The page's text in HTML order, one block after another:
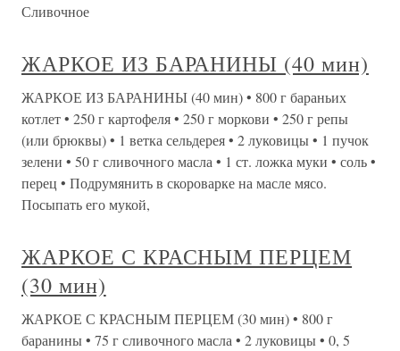
Сливочное
ЖАРКОЕ ИЗ БАРАНИНЫ (40 мин)
ЖАРКОЕ ИЗ БАРАНИНЫ (40 мин) • 800 г бараньих
котлет • 250 г картофеля • 250 г моркови • 250 г репы
(или брюквы) • 1 ветка сельдерея • 2 луковицы • 1 пучок
зелени • 50 г сливочного масла • 1 ст. ложка муки • соль •
перец • Подрумянить в скороварке на масле мясо.
Посыпать его мукой,
ЖАРКОЕ С КРАСНЫМ ПЕРЦЕМ
(30 мин)
ЖАРКОЕ С КРАСНЫМ ПЕРЦЕМ (30 мин) • 800 г
баранины • 75 г сливочного масла • 2 луковицы • 0, 5